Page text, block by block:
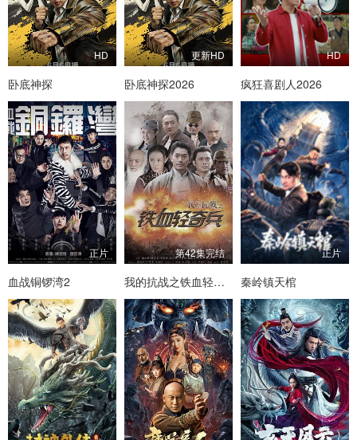
HD
卧底神探
更新HD
卧底神探2026
HD
疯狂喜剧人2026
正片
血战铜锣湾2
第42集完结
我的抗战之铁血轻奇兵
正片
秦岭镇天棺